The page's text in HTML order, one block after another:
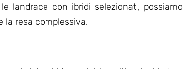
landrace con ibridi selezionati, possiamo
la resa complessiva.